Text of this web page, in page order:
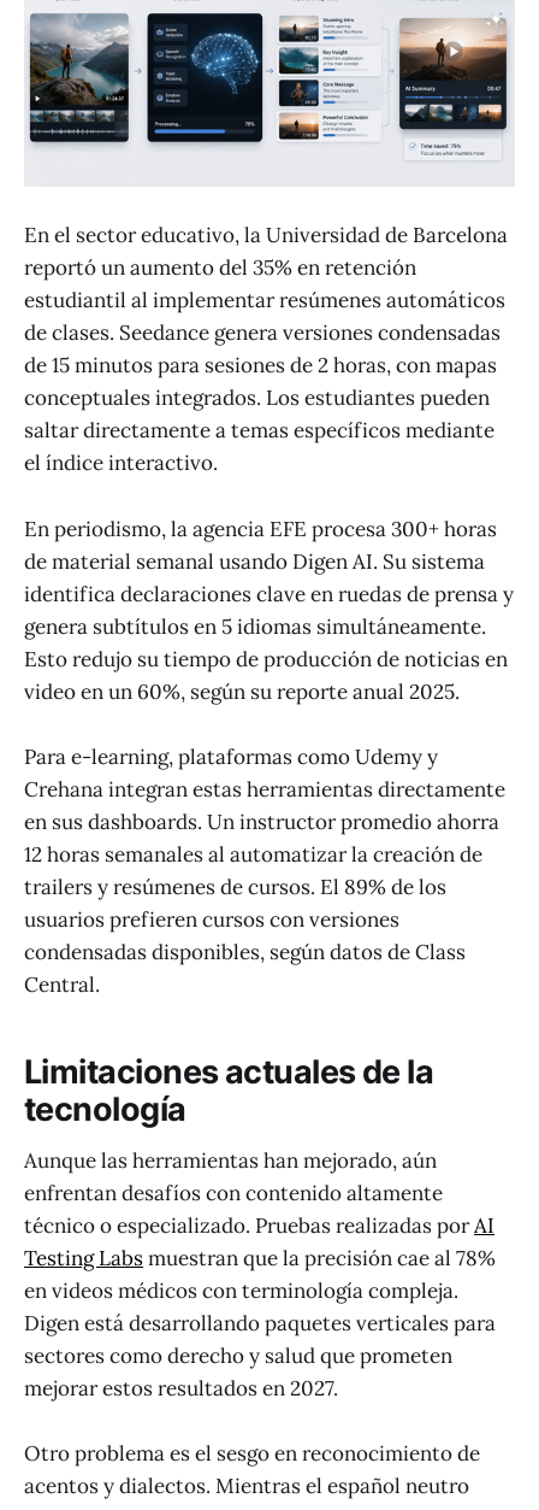
En el sector educativo, la Universidad de Barcelona
reportó un aumento del 35% en retención
estudiantil al implementar resúmenes automáticos
de clases. Seedance genera versiones condensadas
de 15 minutos para sesiones de 2 horas, con mapas
conceptuales integrados. Los estudiantes pueden
saltar directamente a temas específicos mediante
el índice interactivo.
En periodismo, la agencia EFE procesa 300+ horas
de material semanal usando Digen AI. Su sistema
identifica declaraciones clave en ruedas de prensa y
genera subtítulos en 5 idiomas simultáneamente.
Esto redujo su tiempo de producción de noticias en
video en un 60%, según su reporte anual 2025.
Para e-learning, plataformas como Udemy y
Crehana integran estas herramientas directamente
en sus dashboards. Un instructor promedio ahorra
12 horas semanales al automatizar la creación de
trailers y resúmenes de cursos. El 89% de los
usuarios prefieren cursos con versiones
condensadas disponibles, según datos de Class
Central.
Limitaciones actuales de la
tecnología
Aunque las herramientas han mejorado, aún
enfrentan desafíos con contenido altamente
técnico o especializado. Pruebas realizadas porAI
Testing Labsmuestran que la precisión cae al 78%
en videos médicos con terminología compleja.
Digen está desarrollando paquetes verticales para
sectores como derecho y salud que prometen
mejorar estos resultados en 2027.
Otro problema es el sesgo en reconocimiento de
acentos y dialectos. Mientras el español neutro